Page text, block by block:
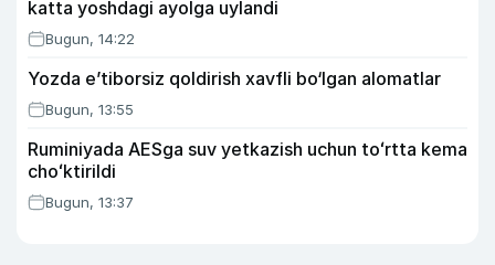
katta yoshdagi ayolga uylandi
Bugun, 14:22
Yozda e’tiborsiz qoldirish xavfli bo‘lgan alomatlar
Bugun, 13:55
Ruminiyada AESga suv yetkazish uchun toʻrtta kema
choʻktirildi
Bugun, 13:37